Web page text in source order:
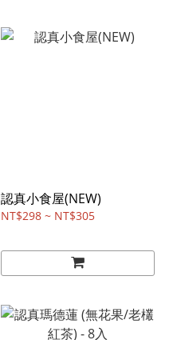
認真小食屋(NEW)
NT$298 ~ NT$305